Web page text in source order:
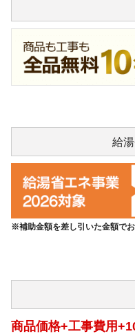
給
※補助金額を差し引いた金額で
商品価格+工事費用